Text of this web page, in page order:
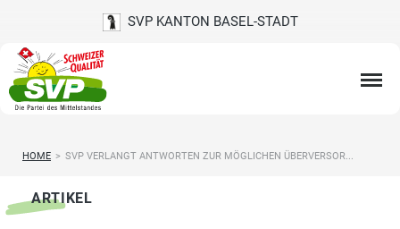
SVP KANTON BASEL-STADT
HOME > SVP VERLANGT ANTWORTEN ZUR MÖGLICHEN ÜBERVERSOR...
ARTIKEL